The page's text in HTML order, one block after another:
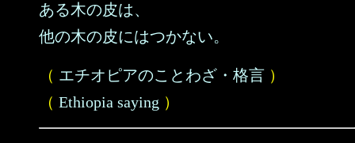
ある木の皮は、
他の木の皮にはつかない。
（ エチオピアのことわざ・格言 ）
（ Ethiopia saying ）